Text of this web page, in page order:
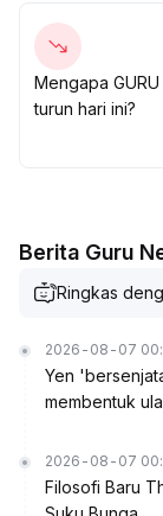
sebelumnya
Saran
bertahap
saat volume
mengontrol
perlu
Mengapa GURU
turun hari ini?
Berita Guru
Ringkas
2026-08-07
Yen
membentuk
2026-08-07
Filosofi Baru